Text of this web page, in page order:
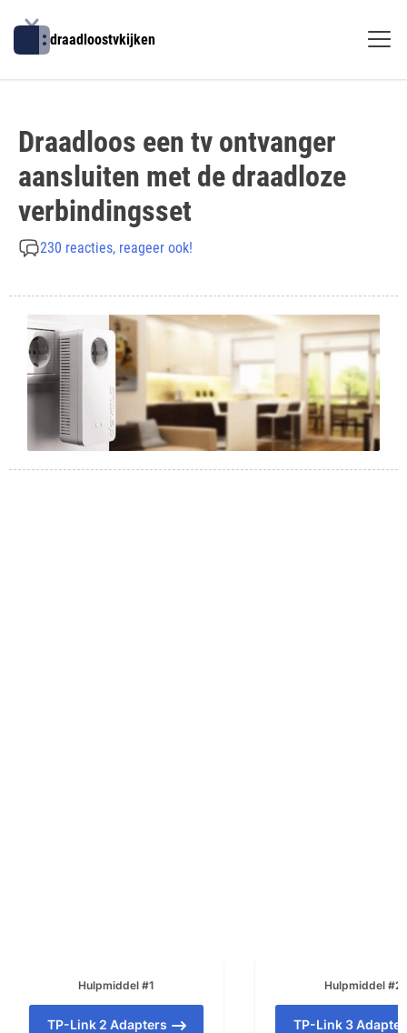
content
draadloostvkijken
Draadloos een tv ontvanger
aansluiten met de draadloze
verbindingsset
230 reacties, reageer ook!
Hulpmiddel #1
TP-Link 2 Adapters
Hulpmiddel #2
TP-Link 3